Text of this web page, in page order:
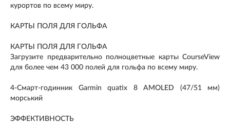
курортов по всему миру.
КАРТЫ ПОЛЯ ДЛЯ ГОЛЬФА
КАРТЫ ПОЛЯ ДЛЯ ГОЛЬФА
Загрузите предварительно полноцветные карты CourseView
для более чем 43 000 полей для гольфа по всему миру.
4-Смарт-годинник Garmin quatix 8 AMOLED (47/51 мм)
морський
ЭФФЕКТИВНОСТЬ